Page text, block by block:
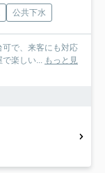
公共下水
可で、来客にも対応
楽しい... もっと見